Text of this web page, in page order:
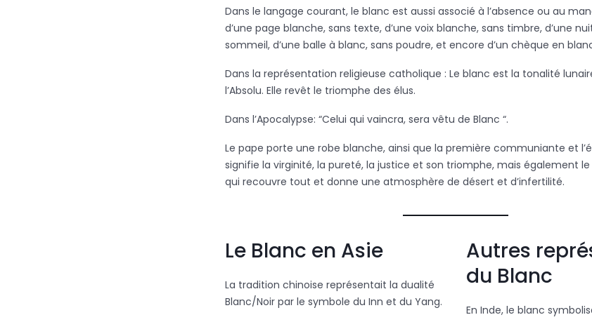
Dans le langage courant, le blanc est aussi associé à l’absence ou au
d’une page blanche, sans texte, d’une voix blanche, sans timbre, d’une
sommeil, d’une balle à blanc, sans poudre, et encore d’un chèque en
Dans la représentation religieuse catholique : Le blanc est la tonalité
l’Absolu. Elle revêt le triomphe des élus.
Dans l’Apocalypse: “Celui qui vaincra, sera vêtu de Blanc “.
Le pape porte une robe blanche, ainsi que la première communiante et
signifie la virginité, la pureté, la justice et son triomphe, mais également
qui recouvre tout et donne une atmosphère de désert et d’infertilité.
Le Blanc en Asie
La tradition chinoise représentait la dualité
Blanc/Noir par le symbole du Inn et du Yang.
Autres
du Blanc
En Inde, le blanc